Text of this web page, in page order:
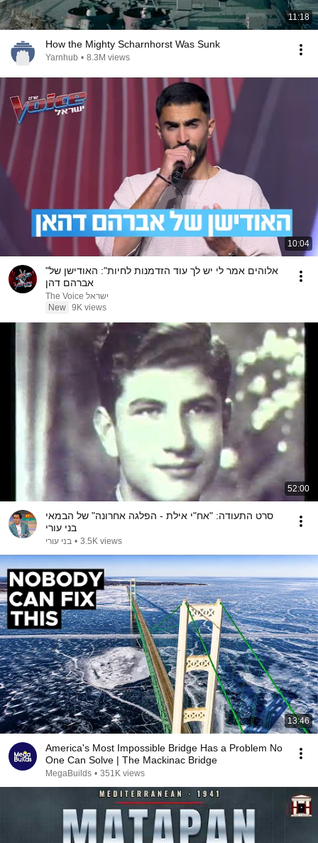
11:18
How the Mighty Scharnhorst Was Sunk
Yarnhub • 8.3M views
10:04
"אלוהים אמר לי יש לך עוד הזדמנות לחיות": האודישן של
אברהם דהן
The Voice ישראל
New 9K views
52:00
סרט התעודה: "אח"י אילת - הפלגה אחרונה" של הבמאי
בני עורי
בני עורי • 3.5K views
13:46
America's Most Impossible Bridge Has a Problem No
One Can Solve | The Mackinac Bridge
MegaBuilds • 351K views